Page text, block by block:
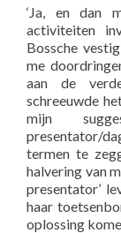
‘Ja, en dan
activiteiten
Bossche
me
aan de
schreeuwde
mijn
presentator/
termen te
halvering van
presentator’
haar
oplossing